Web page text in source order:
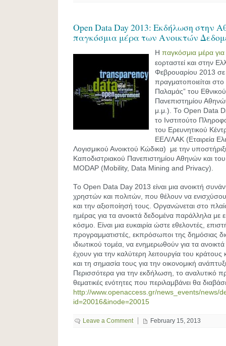
Open Data Day 2013: Εκδήλωση στην
παγκόσμια μέρα των Ανοικτών
H παγκόσμια μέρα
εορταστεί και στην
Φεβρουαρίου 2013
πραγματοποιείται
Παλαμάς” του
Πανεπιστημίου
μ.μ.). Το Open Data
το Ινστιτούτο
του Ερευνητικού
ΕΕΛ/ΛΑΚ (Εταιρεία
Λογισμικού Ανοικτού Κώδικα) με την
Καποδιστριακού Πανεπιστημίου Αθηνών και
MODAP (Mobility, Data Mining and Privacy).
Το Open Data Day 2013 είναι μια ανοικτή
χρηστών και πολιτών, που θέλουν να
και την αξιοποίησή τους. Οργανώνεται στο
ημέρας για τα ανοικτά δεδομένα παράλληλα με
κόσμο. Είναι μια ευκαιρία ώστε εθελοντές,
προγραμματιστές, εκπρόσωποι της δημόσιας
ιδιωτικού τομέα, να ενημερωθούν για τα
έχουν για την καλύτερη λειτουργία του κράτους
και τη σημασία τους για την οικονομική
Περισσότερα για την εκδήλωση, το αναλυτικό
θεματικές ενότητες που περιλαμβάνει θα
http://www.openaccess.gr/news_events/news/
id=20016&inode=20015
Leave a Comment February 15, 2013